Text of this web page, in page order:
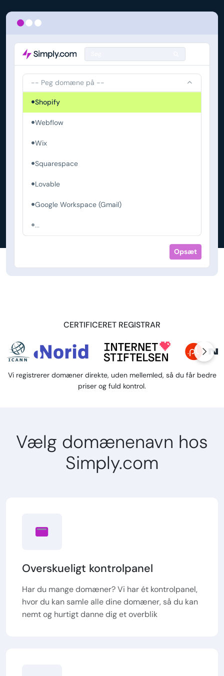
-- Peg domæne på --
Shopify
Webflow
Wix
Squarespace
Lovable
Google Workspace (Gmail)
...
Opsæt
CERTIFICERET REGISTRAR
Vi registrerer domæner direkte, uden mellemled, så du får bedre
priser og fuld kontrol.
Vælg domænenavn hos
Simply.com
Overskueligt kontrolpanel
Har du mange domæner? Vi har ét kontrolpanel,
hvor du kan samle alle dine domæner, så du kan
nemt og hurtigt danne dig et overblik